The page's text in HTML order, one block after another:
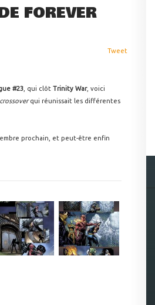
FOREVER
Tweet
#23 , qui clôt Trinity War, voici
crossoverqui réunissait les différentes
prochain, et peut-être enfin